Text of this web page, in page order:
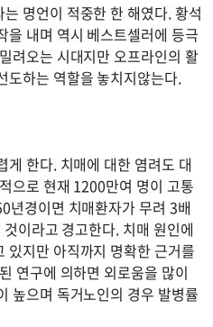
명언이 적중한 한 해였다. 황석
을 내며 역시 베스트셀러에 등극
려오는 시대지만 오프라인의 활
도하는 역할을 놓치지않는다.
게 한다. 치매에 대한 염려도 대
으로 현재 1200만여 명이 고통
년경이면 치매환자가 무려 3배
이라고 경고한다. 치매 원인에
있지만 아직까지 명확한 근거를
연구에 의하면 외로움을 많이
높으며 독거노인의 경우 발병률